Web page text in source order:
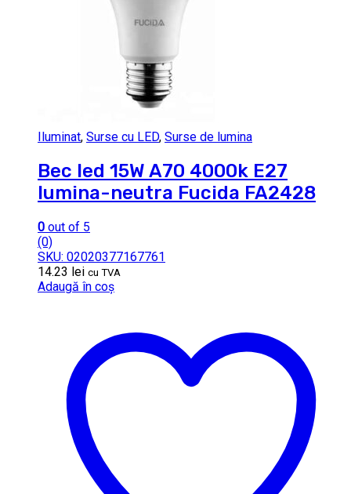
Iluminat, Surse cu LED, Surse de lumina
Bec led 15W A70 4000k E27
lumina-neutra Fucida FA2428
0 out of 5
(0)
SKU: 02020377167761
14.23 lei cu TVA
Adaugă în coș